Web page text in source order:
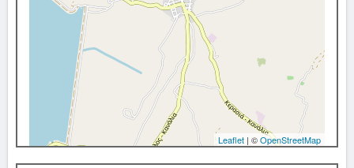
Leaflet | ©OpenStreetMap